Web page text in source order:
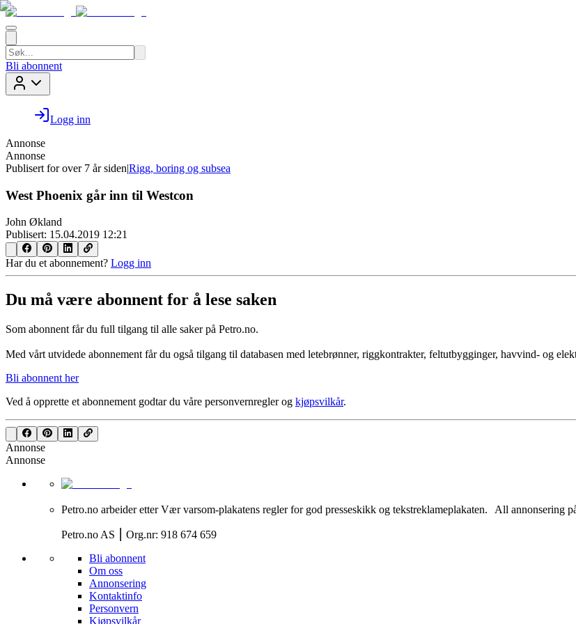
Bli abonnent
Logg inn
Annonse
Annonse
Publisert for over 7 år siden|Rigg, boring og subsea
West Phoenix går inn til Westcon
John Økland
Publisert: 15.04.2019 12:21
Har du et abonnement? Logg inn
Du må være abonnent for å lese saken
Som abonnent får du full tilgang til alle saker på Petro.no.
Med vårt utvidede abonnement får du også tilgang til databasen med letebrønner, riggkontrakter, feltutbygginger, havvind- og
Bli abonnent her
Ved å opprette et abonnement godtar du våre personvernreglerog kjøpsvilkår.
Annonse
Annonse
Petro.no arbeider etter Vær varsom-plakatens regler for god presseskikk og tekstreklameplakaten. All annonsering
Petro.no AS ⎮ Org.nr: 918 674 659
Bli abonnent
Om oss
Annonsering
Kontaktinfo
Personvern
Kjøpsvilkår